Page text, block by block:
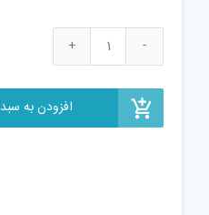
اسباب
افزودن به سبد